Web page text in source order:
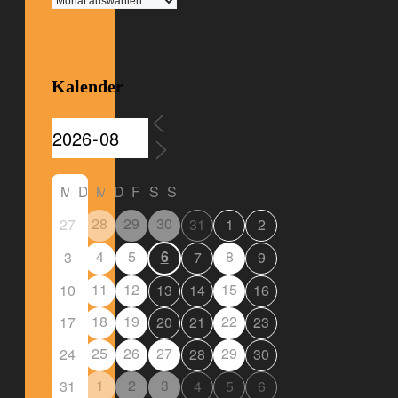
Kalender
M D M D F S S
27
28 29 30 31 1
2
3
4 5 6 7 8
9
10
11 12 13 14 15
16
17
18 19 20 21 22
23
24
25 26 27 28 29
30
31
1 2 3 4 5 6